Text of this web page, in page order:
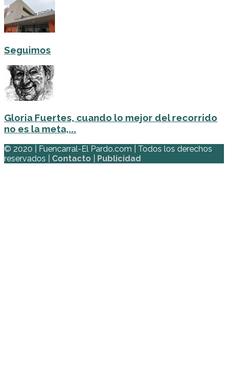
Seguimos
Gloria Fuertes, cuando lo mejor del recorrido
no es la meta,...
© 2020 | Fuencarral-El Pardo.com | Todos los derechos
reservados | Contacto Publicidad